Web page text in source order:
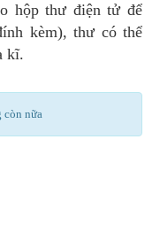
hộp thư điện tử để
kèm), thư có thể
kĩ.
còn nữa